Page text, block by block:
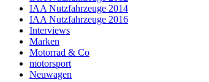
IAA Nutzfahrzeuge 2014
IAA Nutzfahrzeuge 2016
Interviews
Marken
Motorrad & Co
motorsport
Neuwagen